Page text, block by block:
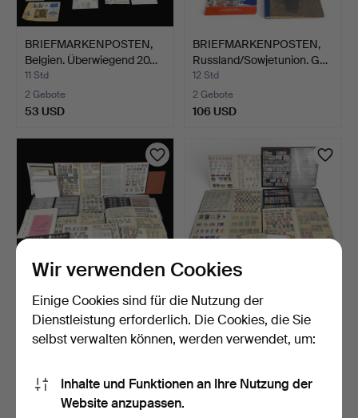
BRIEFMARKENPOSTEN,
Belgien. Überwiegend 20…
11 Std
2 Gebote
53 USD
BRIEFMARKENPOSTEN,
Russland/Sowjetunion. G…
12 Std
2 Gebote
106 USD
BRIEFMARKENPOSTEN,
Tschechoslowakei. Geste…
1 Tag
190 USD
BRIEFMARKENPOSTEN,
Bulgarien, Jugoslawien.…
1 Tag
53 USD
Wir verwenden Cookies
Einige Cookies sind für die Nutzung der
Dienstleistung erforderlich. Die Cookies, die Sie
selbst verwalten können, werden verwendet, um:
Inhalte und Funktionen an Ihre Nutzung der
Website anzupassen.